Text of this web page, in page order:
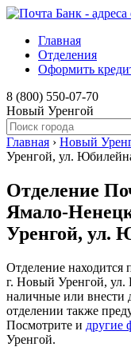
Главная
Отделения
Оформить
8 (800) 550-07-70
Новый Уренгой
Главная › Новый
Уренгой, ул.
Отделение
Ямало-
Уренгой, ул.
Отделение
г. Новый Уренгой,
наличные или внести
отделении также
Посмотрите и другие
Уренгой.